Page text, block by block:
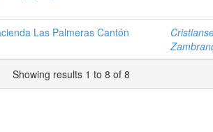
Las Palmeras Cantón
Showing results 1 to 8 of 8